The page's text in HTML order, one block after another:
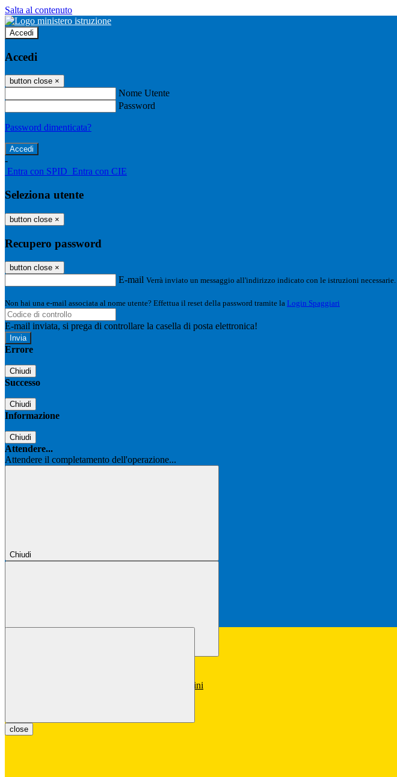
Salta al contenuto
Accedi
Accedi
button close ×
Nome Utente
Password
Password dimenticata?
-
Entra con SPID Entra con CIE
Seleziona utente
button close ×
Recupero password
button close ×
E-mail Verrà inviato un messaggio all'indirizzo indicato con le istruzioni necessarie.
Non hai una e-mail associata al nome utente? Effettua il reset della password tramite la Login Spaggiari
E-mail inviata, si prega di controllare la casella di posta elettronica!
Errore
Chiudi
Successo
Chiudi
Informazione
Chiudi
Attendere...
Attendere il completamento dell'operazione...
Chiudi
close